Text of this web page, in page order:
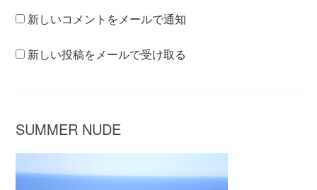
新しいコメントをメールで通知
新しい投稿をメールで受け取る
SUMMER NUDE